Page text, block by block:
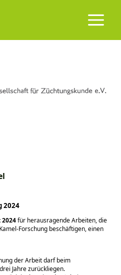
2024
für herausragende Arbeiten, die
Forschung beschäftigen, einen
der Arbeit darf beim
Jahre zurückliegen.